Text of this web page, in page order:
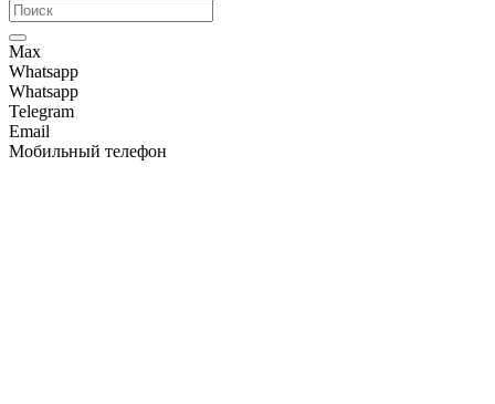
Max
Whatsapp
Whatsapp
Telegram
Email
Мобильный телефон